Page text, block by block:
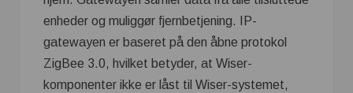
enheder og muliggør fjernbetjening. IP-
gatewayen er baseret på den åbne protokol
ZigBee 3.0, hvilket betyder, at Wiser-
komponenter ikke er låst til Wiser-systemet,